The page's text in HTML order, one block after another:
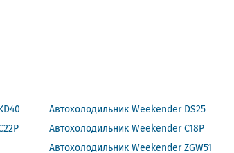
Автохолодильник Weekender DS25
Автохолодильник Weekender C18P
Автохолодильник Weekender ZGW51